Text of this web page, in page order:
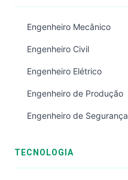
Engenheiro Mecânico
Engenheiro Civil
Engenheiro Elétrico
Engenheiro de Produção
Engenheiro de Segurança
TECNOLOGIA